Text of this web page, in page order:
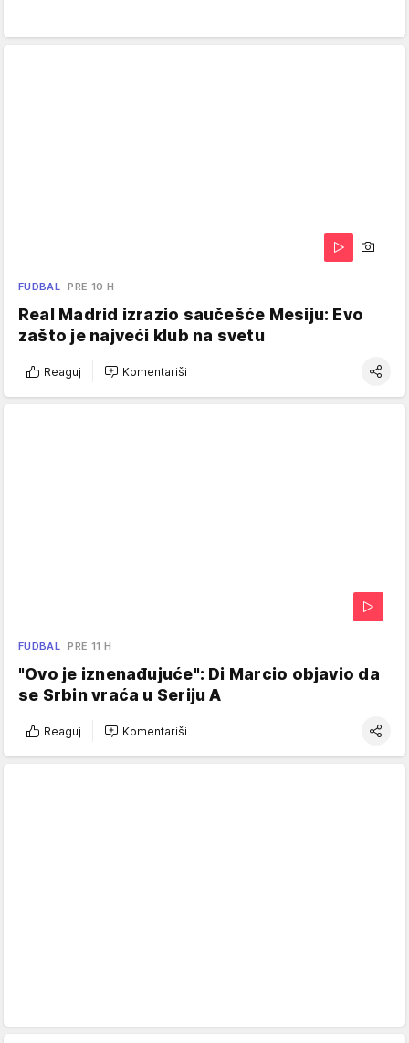
FUDBAL PRE 10 H
Real Madrid izrazio saučešće Mesiju: Evo
zašto je najveći klub na svetu
Reaguj Komentariši
FUDBAL PRE 11 H
"Ovo je iznenađujuće": Di Marcio objavio da
se Srbin vraća u Seriju A
Reaguj Komentariši